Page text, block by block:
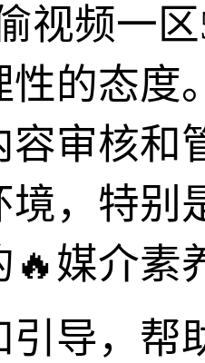
视频一
性的态度
容审核和
境，特别
🔥媒介素
引导，帮